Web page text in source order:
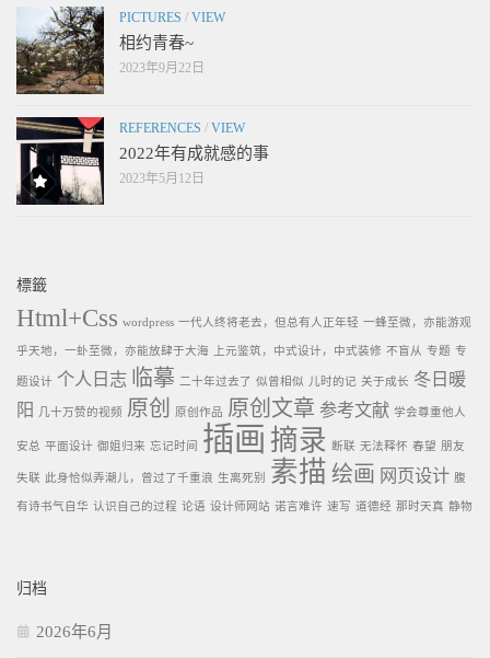
PICTURES / VIEW
相约青春~
2023年9月22日
REFERENCES / VIEW
2022年有成就感的事
2023年5月12日
標籤
Html+Css wordpress 一代人终将老去，但总有人正年轻 一蜂至微，亦能游观
乎天地，一虲至微，亦能放肆于大海 上元鉴筑，中式设计，中式装修 不盲从 专题 专
题设计 个人日志 临摹 二十年过去了 似曾相似 儿时的记 关于成长 冬日暖
阳
几十万赞的视频 原创 原创作品 原创文章 参考文献 学会尊重他人
安总 平面设计 御姐归来 忘记时间 插画 摘录 断联 无法释怀 春望 朋友
失联 此身恰似弄潮儿，曾过了千重浪 生离死别 素描 绘画 网页设计 腹
有诗书气自华 认识自己的过程 论语 设计师网站 诺言难许 速写 道德经 那时天真 静物
归档
2026年6月